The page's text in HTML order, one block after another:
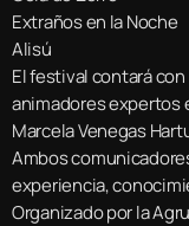
Extraños en la Noche
Alisú
El festival contará
animadores expertos
Marcela Venegas
Ambos
experiencia,
Organizado por la